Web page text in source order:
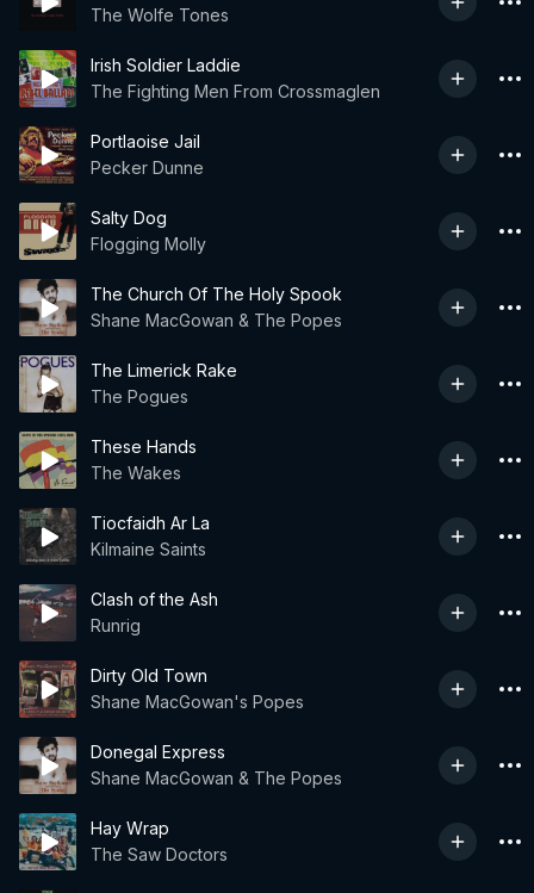
The Wolfe Tones
Irish Soldier Laddie
The Fighting Men From Crossmaglen
Portlaoise Jail
Pecker Dunne
Salty Dog
Flogging Molly
The Church Of The Holy Spook
Shane MacGowan & The Popes
The Limerick Rake
The Pogues
These Hands
The Wakes
Tiocfaidh Ar La
Kilmaine Saints
Clash of the Ash
Runrig
Dirty Old Town
Shane MacGowan's Popes
Donegal Express
Shane MacGowan & The Popes
Hay Wrap
The Saw Doctors